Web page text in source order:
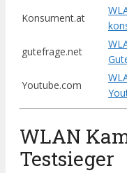
Konsument.at
gutefrage.net
Youtube.com
WLAN
Testsieger